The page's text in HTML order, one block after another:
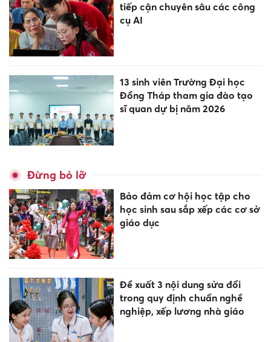
tiếp cận chuyên sâu các công
cụ AI
13 sinh viên Trường Đại học
Đồng Tháp tham gia đào tạo
sĩ quan dự bị năm 2026
Đừng bỏ lỡ
Bảo đảm cơ hội học tập cho
học sinh sau sắp xếp các cơ sở
giáo dục
Đề xuất 3 nội dung sửa đổi
trong quy định chuẩn nghề
nghiệp, xếp lương nhà giáo